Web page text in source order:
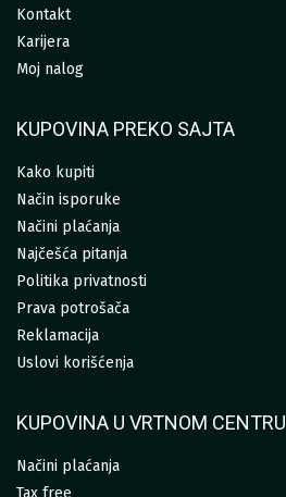
Kontakt
Karijera
Moj nalog
KUPOVINA PREKO SAJTA
Kako kupiti
Način isporuke
Načini plaćanja
Najčešća pitanja
Politika privatnosti
Prava potrošača
Reklamacija
Uslovi korišćenja
KUPOVINA U VRTNOM CENTRU
Načini plaćanja